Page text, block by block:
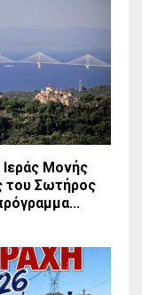
Μονής
Σωτήρος